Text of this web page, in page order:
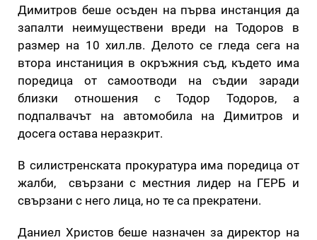
Димитров беше осъден на първа инстанция да
запалти неимуществени вреди на Тодоров в
размер на 10 хил.лв. Делото се гледа сега на
втора инстаниция в окръжния съд, където има
поредица от самоотводи на съдии заради
близки отношения с Тодор Тодоров, а
подпалвачът на автомобила на Димитров и
досега остава неразкрит.
В силистренската прокуратура има поредица от
жалби, свързани с местния лидер на ГЕРБ и
свързани с него лица, но те са прекратени.
Даниел Христов беше назначен за директор на